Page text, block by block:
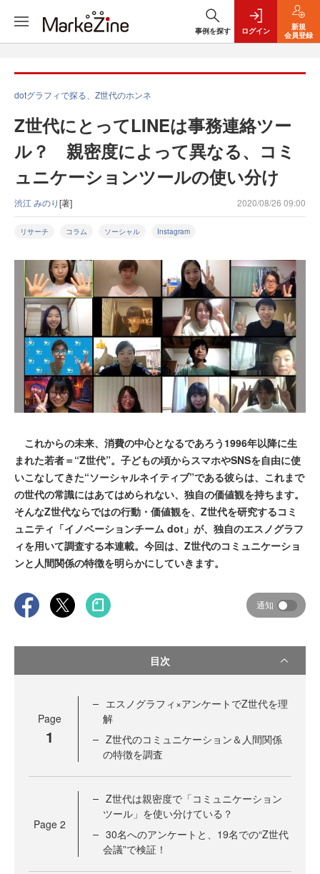
事例を探す ログイン
新規
会員登録
dotグラフィで探る、Z世代のホンネ
Z世代にとってLINEは事務連絡ツー
ル？ 親密度によって異なる、コミ
ュニケーションツールの使い分け
渋江 みのり[著] 2020/08/26 09:00
リサーチ コラム ソーシャル Instagram
これからの未来、消費の中心となるであろう1996年以降に生
まれた若者＝“Z世代”。子どもの頃からスマホやSNSを自由に使
いこなしてきた“ソーシャルネイティブ”である彼らは、これまで
の世代の常識にはあてはめられない、独自の価値観を持ちます。
そんなZ世代ならではの行動・価値観を、Z世代を研究するコミ
ュニティ「イノベーションチーム dot」が、独自のエスノグラフ
ィを用いて調査する本連載。今回は、Z世代のコミュニケーショ
ンと人間関係の特徴を明らかにしていきます。
通知
目次
Page
1
エスノグラフィ×アンケートでZ世代を理
解
Z世代のコミュニケーション＆人間関係
の特徴を調査
Page 2
Z世代は親密度で「コミュニケーション
ツール」を使い分けている？
30名へのアンケートと、19名での“Z世代
会議”で検証！